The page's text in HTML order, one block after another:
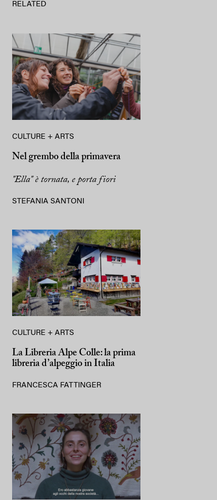
RELATED
CULTURE + ARTS
Nel grembo della primavera
"Ella" è tornata, e porta fiori
STEFANIA SANTONI
CULTURE + ARTS
La Libreria Alpe Colle: la prima
libreria d’alpeggio in Italia
FRANCESCA FATTINGER